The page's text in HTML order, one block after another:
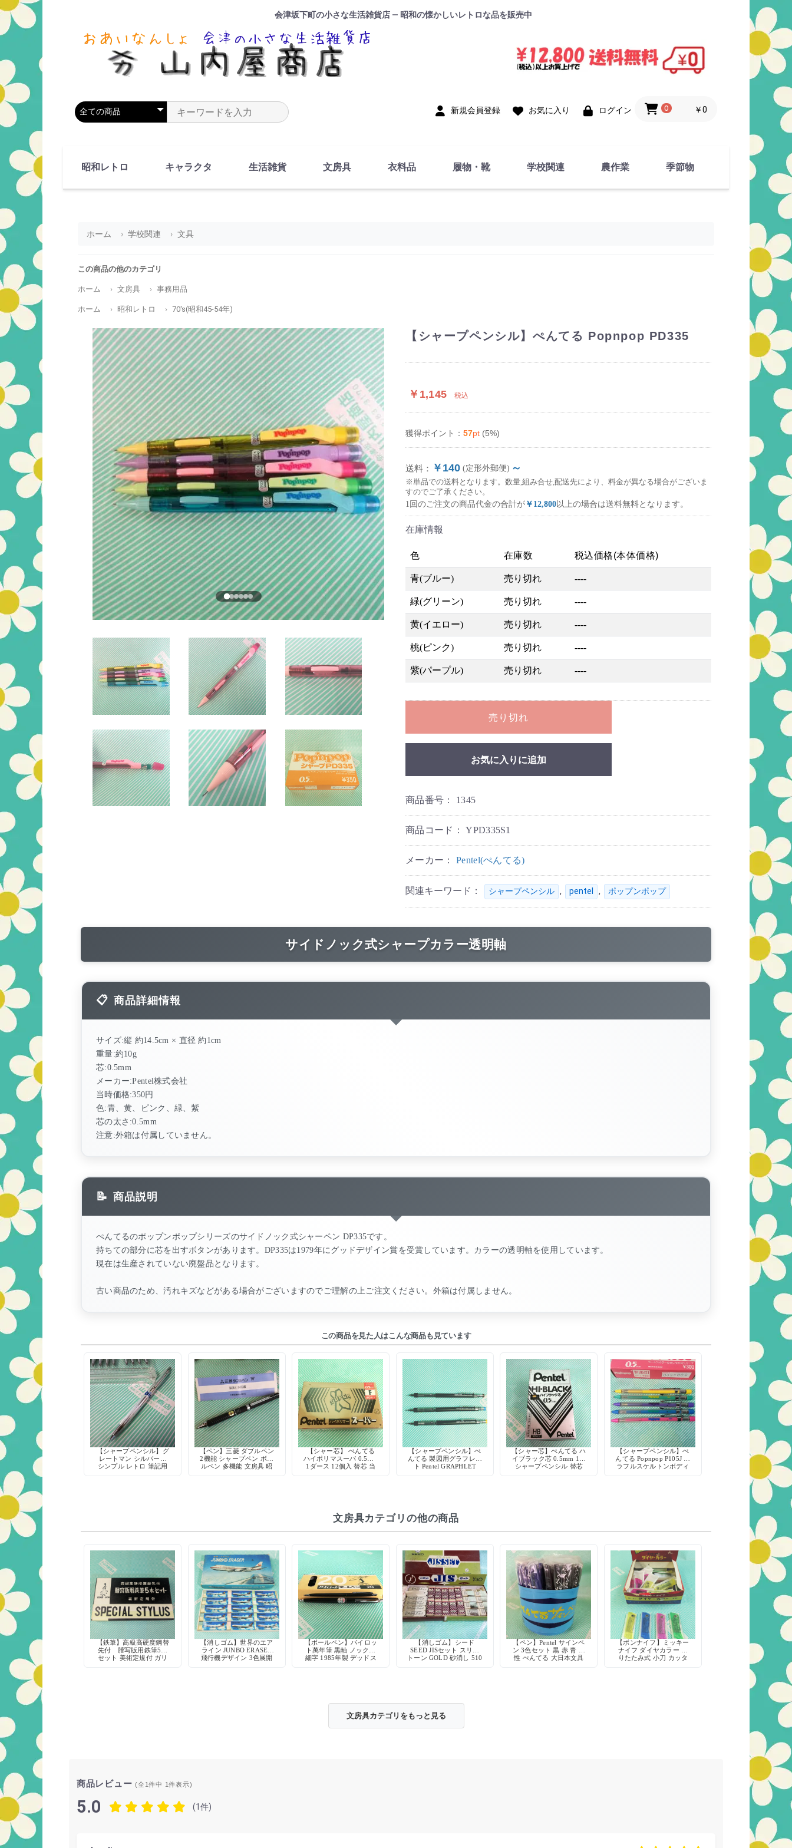
会津坂下町の小さな生活雑貨店 — 昭和の懐かしいレトロな品を販売中
商品カテゴリを選択 商品名やキーワードを入力 新規会員登録 お気に入り ログイン 0 ￥0
昭和レトロ キャラクタ 生活雑貨 文房具 衣料品 履物・靴 学校関連 農作業 季節物
ホーム 学校関連 文具
この商品の他のカテゴリ
ホーム 文房具 事務用品
ホーム 昭和レトロ 70's(昭和45-54年)
【シャープペンシル】ぺんてる Popnpop PD335
￥1,145 税込
獲得ポイント： 57pt (5%)
送料： ￥140 (定形外郵便) ～
※単品での送料となります。数量,組み合せ,配送先により、料金が異なる場合がございま
すのでご了承ください。
1回のご注文の商品代金の合計が ￥12,800以上の場合は送料無料となります。
在庫情報
色 在庫数 税込価格(本体価格)
青(ブルー) 売り切れ ----
緑(グリーン) 売り切れ ----
黄(イエロー) 売り切れ ----
桃(ピンク) 売り切れ ----
紫(パープル) 売り切れ ----
売り切れ
お気に入りに追加
商品番号： 1345
商品コード：YPD335S1
メーカー： Pentel(ぺんてる)
関連キーワード： シャープペンシル , pentel , ポップンポップ
サイドノック式シャープカラー透明軸
商品詳細情報
サイズ:縦 約14.5cm × 直径 約1cm
重量:約10g
芯:0.5mm
メーカー:Pentel株式会社
当時価格:350円
色:青、黄、ピンク、緑、紫
芯の太さ:0.5mm
注意:外箱は付属していません。
商品説明
ぺんてるのポップンポップシリーズのサイドノック式シャーペン DP335です。
持ちての部分に芯を出すボタンがあります。DP335は1979年にグッドデザイン賞を受賞しています。カラーの透明軸を使用しています。
現在は生産されていない廃盤品となります。
古い商品のため、汚れキズなどがある場合がございますのでご理解の上ご注文ください。外箱は付属しません。
この商品を見た人はこんな商品も見ています
【シャープペンシル】グ
レートマン シルバー軸
シンプル レトロ 筆記用
【ペン】三菱 ダブルペン
2機能 シャープペン ボー
ルペン 多機能 文房具 昭
【シャー芯】 ぺんてる
ハイポリマスーパ 0.5mm
1ダース 12個入 替芯 当
【シャープペンシル】ぺ
んてる 製図用グラフレッ
ト Pentel GRAPHLET
【シャー芯】ぺんてる ハ
イブラック芯 0.5mm 1打
シャープペンシル 替芯
【シャープペンシル】ぺ
んてる Popnpop P105J カ
ラフルスケルトンボディ
文房具カテゴリの他の商品
【鉄筆】高級高硬度鋼替
先付 謄写版用鉄筆5本
セット 美術定規付 ガリ
【消しゴム】世界のエア
ライン JUNBO ERASER
飛行機デザイン 3色展開
【ボールペン】パイロッ
ト萬年筆 黒軸 ノック式
細字 1985年製 デッドス
【消しゴム】シード
SEED JISセット スリー
トーン GOLD 砂消し 510
【ペン】Pentel サインペ
ン 3色セット 黒 赤 青 水
性 ぺんてる 大日本文具
【ボンナイフ】ミッキー
ナイフ ダイヤカラー 折
りたたみ式 小刀 カッタ
文房具カテゴリをもっと見る
商品レビュー(全1件中 1件表示)
5.0 (1件)